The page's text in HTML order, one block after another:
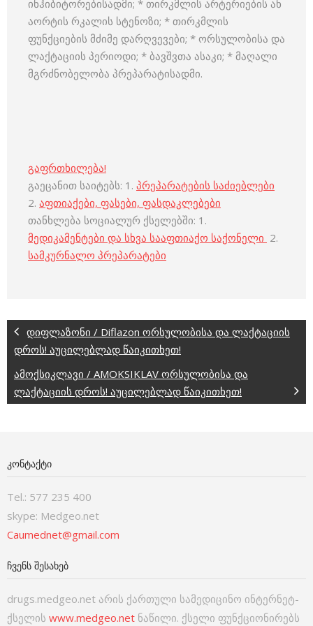
ინჰიბიტორებისადმი; * თირკმლის არტერიების ან
აორტის რკალის სტენოზი; * თირკმლის
ფუნქციების მძიმე დარღვევები; * ორსულობისა და
ლაქტაციის პერიოდი; * ბავშვთა ასაკი; * მაღალი
მგრძნობელობა პრეპარატისადმი.
გაფრთხილება!
გაეცანით საიტებს: 1. პრეპარატების საძიებლები
2. აფთიაქები, ფასები, ფასდაკლებები
თანხლება სოციალურ ქსელებში: 1.
მედიკამენტები და სხვა სააფთიაქო საქონელი 2.
სამკურნალო პრეპარატები
დიფლაზონი / Diflazon ორსულობისა და ლაქტაციის
დროს! აუცილებლად წაიკითხეთ!
ამოქსიკლავი / AMOKSIKLAV ორსულობისა და
ლაქტაციის დროს! აუცილებლად წაიკითხეთ!
ᲙᲝᲜᲢᲐᲥᲢᲘ
Tel.: 577 235 400
skype: Medgeo.net
Caumednet@gmail.com
ᲩᲕᲔᲜᲡ ᲨᲔᲡᲐᲮᲔᲑ
drugs.medgeo.net არის ქართული სამედიცინო ინტერნეტ-
ქსელის www.medgeo.net ნაწილი. ქსელი ფუნქციონირებს